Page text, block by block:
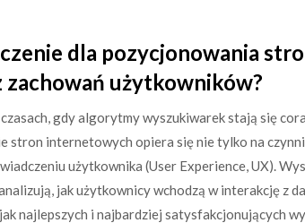
dla pozycjonowania
zachowań użytkowników?
gdy algorytmy wyszukiwarek stają się
stron internetowych opiera się nie tylko na
użytkownika (User Experience, UX).
jak użytkownicy wchodzą w interakcję z
najlepszych i najbardziej satysfakcjonujących